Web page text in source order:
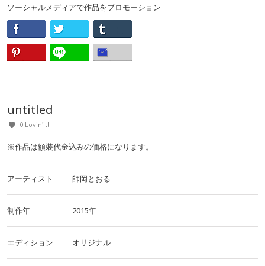
ソーシャルメディアで作品をプロモーション
untitled
0 Lovin'it!
※作品は額装代金込みの価格になります。
アーティスト 師岡とおる
制作年 2015年
エディション オリジナル